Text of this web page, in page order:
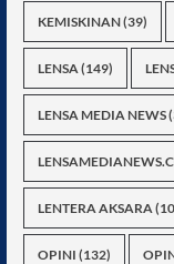
KEMISKINAN(39)
LENSA(149)
LENSA MEDIA NEWS
LENTERA AKSARA
OPINI (132)